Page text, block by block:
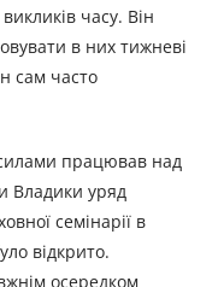
часу. Він
в них тижневі
сам часто
працював над
Владики уряд
семінарії в
відкрито.
осередком